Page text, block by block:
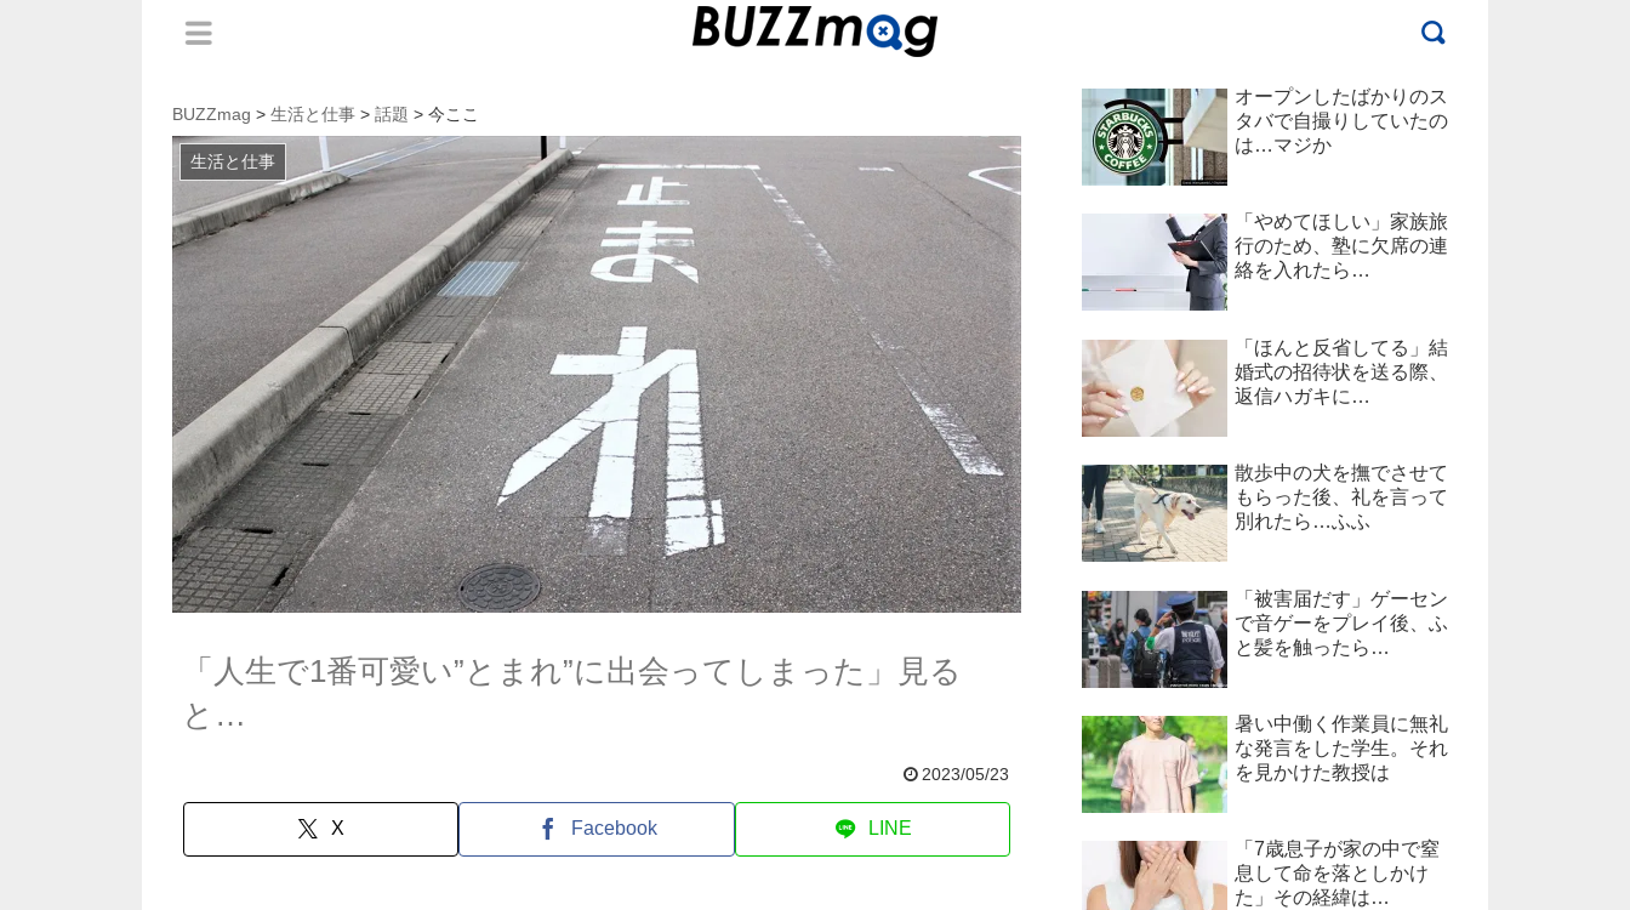
BUZZmag > 生活と仕事 > 話題 > 今ここ
生活と仕事
「人生で1番可愛い”とまれ”に出会ってしまった」見る
と…
2023/05/23
X Facebook LINE
オープンしたばかりのス
タバで自撮りしていたの
は…マジか
「やめてほしい」家族旅
行のため、塾に欠席の連
絡を入れたら…
「ほんと反省してる」結
婚式の招待状を送る際、
返信ハガキに…
散歩中の犬を撫でさせて
もらった後、礼を言って
別れたら…ふふ
「被害届だす」ゲーセン
で音ゲーをプレイ後、ふ
と髪を触ったら…
暑い中働く作業員に無礼
な発言をした学生。それ
を見かけた教授は
「7歳息子が家の中で窒
息して命を落としかけ
た」その経緯は…